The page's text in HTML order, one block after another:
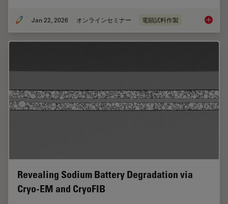
Jan 22, 2026 オンラインセミナー 電顕試料作製 High-
Revealing Sodium Battery Degradation via
Cryo-EM and CryoFIB